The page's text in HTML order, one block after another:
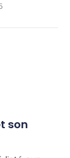
son